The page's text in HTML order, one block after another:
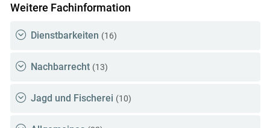
Weitere Fachinformation
Dienstbarkeiten (16)
Nachbarrecht (13)
Jagd und Fischerei (10)